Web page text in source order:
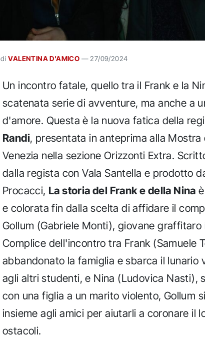
di VALENTINA D'AMICO —27/09/2024
Un incontro fatale, quello tra il Frank e la
scatenata serie di avventure, ma anche a
d'amore. Questa è la nuova fatica della
Randi, presentata in anteprima alla Mostra
Venezia nella sezione Orizzonti Extra.
dalla regista con Vala Santella e prodotto
Procacci, La storia del Frank e della Nina
e colorata fin dalla scelta di affidare il
Gollum (Gabriele Monti), giovane graffitaro
Complice dell'incontro tra Frank (Samuele
abbandonato la famiglia e sbarca il lunario
agli altri studenti, e Nina (Ludovica Nasti),
con una figlia a un marito violento, Gollum
insieme agli amici per aiutarli a coronare il
ostacoli.